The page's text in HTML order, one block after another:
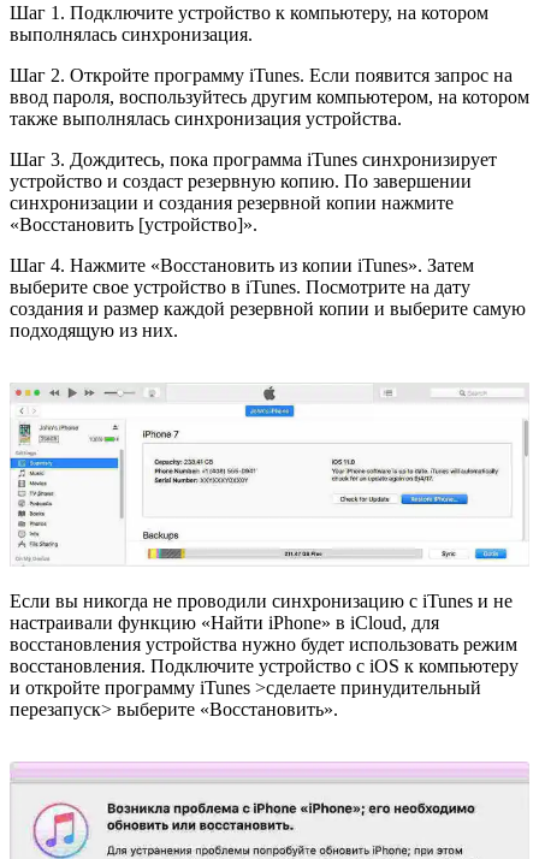
Шаг 1. Подключите устройство к компьютеру, на котором
выполнялась синхронизация.
Шаг 2. Откройте программу iTunes. Если появится запрос на
ввод пароля, воспользуйтесь другим компьютером, на котором
также выполнялась синхронизация устройства.
Шаг 3. Дождитесь, пока программа iTunes синхронизирует
устройство и создаст резервную копию. По завершении
синхронизации и создания резервной копии нажмите
«Восстановить [устройство]».
Шаг 4. Нажмите «Восстановить из копии iTunes». Затем
выберите свое устройство в iTunes. Посмотрите на дату
создания и размер каждой резервной копии и выберите самую
подходящую из них.
Если вы никогда не проводили синхронизацию с iTunes и не
настраивали функцию «Найти iPhone» в iCloud, для
восстановления устройства нужно будет использовать режим
восстановления. Подключите устройство с iOS к компьютеру
и откройте программу iTunes >сделаете принудительный
перезапуск> выберите «Восстановить».